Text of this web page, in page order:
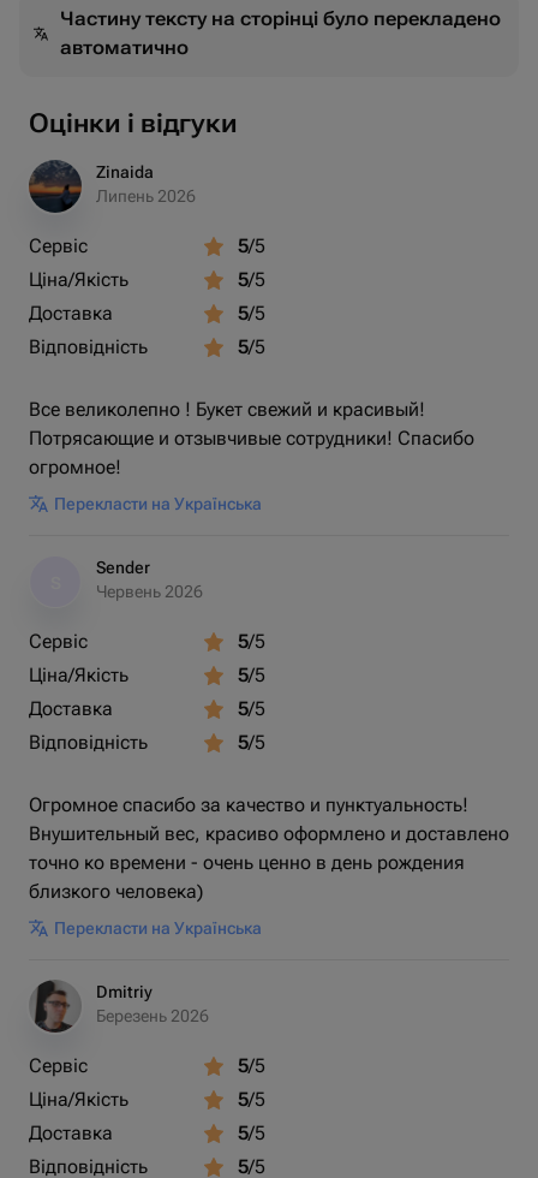
Частину тексту на сторінці було перекладено
автоматично
Оцінки і відгуки
Zinaida
Липень 2026
Сервіс 5/5
Ціна/Якість
5/5
Доставка
5/5
Відповідність
5/5
Все великолепно ! Букет свежий и красивый!
Потрясающие и отзывчивые сотрудники! Спасибо
огромное!
Перекласти на Українська
Sender
Червень 2026
Сервіс 5/5
Ціна/Якість
5/5
Доставка
5/5
Відповідність
5/5
Огромное спасибо за качество и пунктуальность!
Внушительный вес, красиво оформлено и доставлено
точно ко времени - очень ценно в день рождения
близкого человека)
Перекласти на Українська
Dmitriy
Березень 2026
Сервіс 5/5
Ціна/Якість
5/5
Доставка
5/5
Відповідність
5/5